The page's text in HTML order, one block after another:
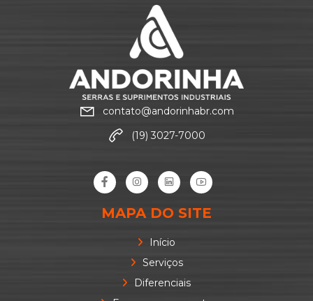
contato@andorinhabr.com
(19) 3027-7000
MAPA DO SITE
Início
Serviços
Diferenciais